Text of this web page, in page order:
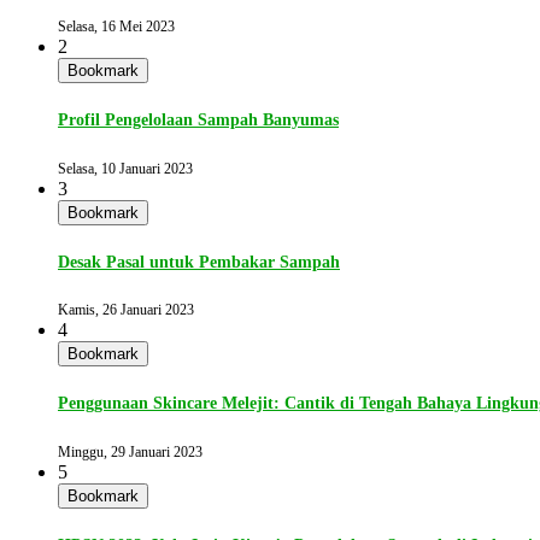
Selasa, 16 Mei 2023
2
Bookmark
Profil Pengelolaan Sampah Banyumas
Selasa, 10 Januari 2023
3
Bookmark
Desak Pasal untuk Pembakar Sampah
Kamis, 26 Januari 2023
4
Bookmark
Penggunaan Skincare Melejit: Cantik di Tengah Bahaya
Minggu, 29 Januari 2023
5
Bookmark